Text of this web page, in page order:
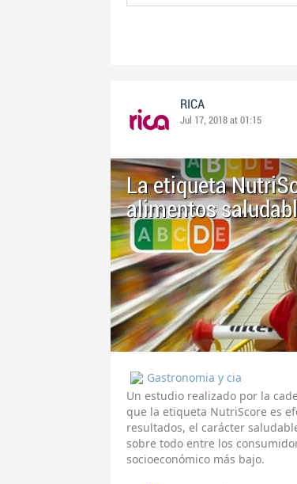
RICA
Jul 17, 2018 at 01:15
La etiqueta
alimentos
Gastronomia y cia
Un estudio realizado por la
que la etiqueta NutriScore es
resultados, el carácter
sobre todo entre los
socioeconómico más bajo.